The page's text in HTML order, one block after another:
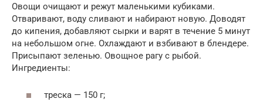
Овощи очищают и режут маленькими кубиками.
Отваривают, воду сливают и набирают новую. Доводят
до кипения, добавляют сырки и варят в течение 5 минут
на небольшом огне. Охлаждают и взбивают в блендере.
Присыпают зеленью. Овощное рагу с рыбой.
Ингредиенты:
треска — 150 г;